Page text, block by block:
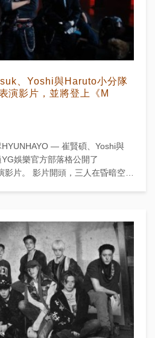
、Yoshi與Haruto小分隊
演影片，並將登上《M
— 崔賢碩、Yoshi與
娛樂官方部落格公開了
在昏暗空間